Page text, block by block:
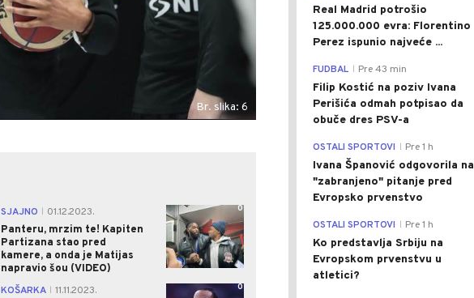
Br. slika: 6
SJAJNO
01.12.2023.
Panteru, mrzim te! Kapiten
Partizana stao pred
kamere, a onda je Matijas
napravio šou (VIDEO)
0
KOŠARKA
11.11.2023.
0
Real Madrid potrošio
125.000.000 evra: Florentino
Perez ispunio najveće ...
FUDBAL Pre 43 min
Filip Kostić na poziv Ivana
Perišića odmah potpisao da
obuče dres PSV-a
OSTALI SPORTOVI Pre 1 h
Ivana Španović odgovorila na
"zabranjeno" pitanje pred
Evropsko prvenstvo
OSTALI SPORTOVI Pre 1 h
Ko predstavlja Srbiju na
Evropskom prvenstvu u
atletici?